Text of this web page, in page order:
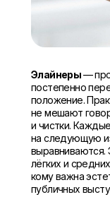
Элайнеры—
постепенно
положение.
не мешают
и чистки.
на следующую
выравниваются.
лёгких и
кому важна
публичных